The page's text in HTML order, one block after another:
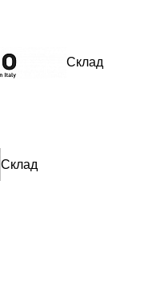
Склад
Склад